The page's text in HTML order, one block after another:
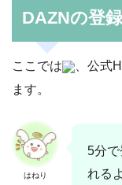
DAZNの登
ここでは 、公式
ます。
はねり
5分
れる